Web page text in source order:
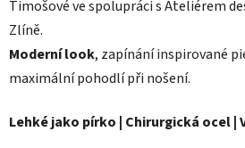
Timošové ve spolupráci s Ateliérem
Zlíně.
Moderní look, zapínání inspirované
maximální pohodlí při nošení.
Lehké jako pírko | Chirurgická ocel |